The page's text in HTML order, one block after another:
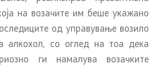
на возачите им беше укажано
од управување возило
алкохол, со оглед на тоа дека
ги намалува возачките